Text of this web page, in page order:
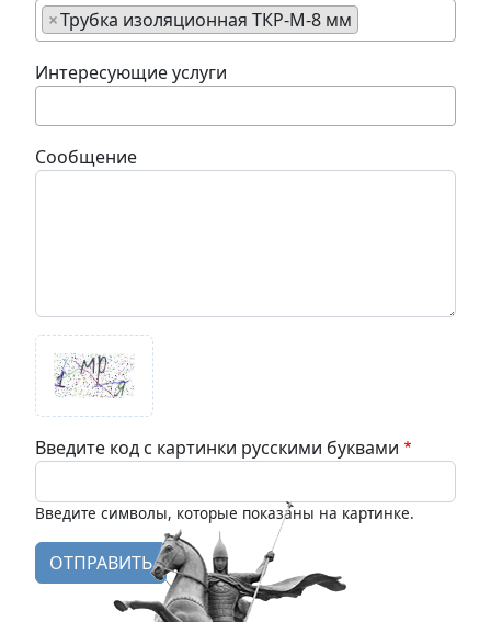
×Трубка изоляционная ТКР-М-8 мм
Интересующие услуги
Сообщение
Введите код с картинки русскими буквами
Введите символы, которые показаны на картинке.